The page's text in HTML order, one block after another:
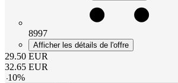
8997
Afficher les détails de l'offre
29.50 EUR
32.65 EUR
-10%